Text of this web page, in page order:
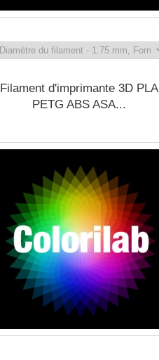
Filament d'imprimante 3D PLA
PETG ABS ASA...